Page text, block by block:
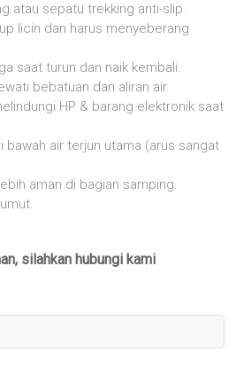
atau sepatu trekking anti-slip.
licin dan harus menyeberang
saat turun dan naik kembali.
bebatuan dan aliran air.
HP & barang elektronik saat
air terjun utama (arus sangat
aman di bagian samping.
silahkan hubungi kami